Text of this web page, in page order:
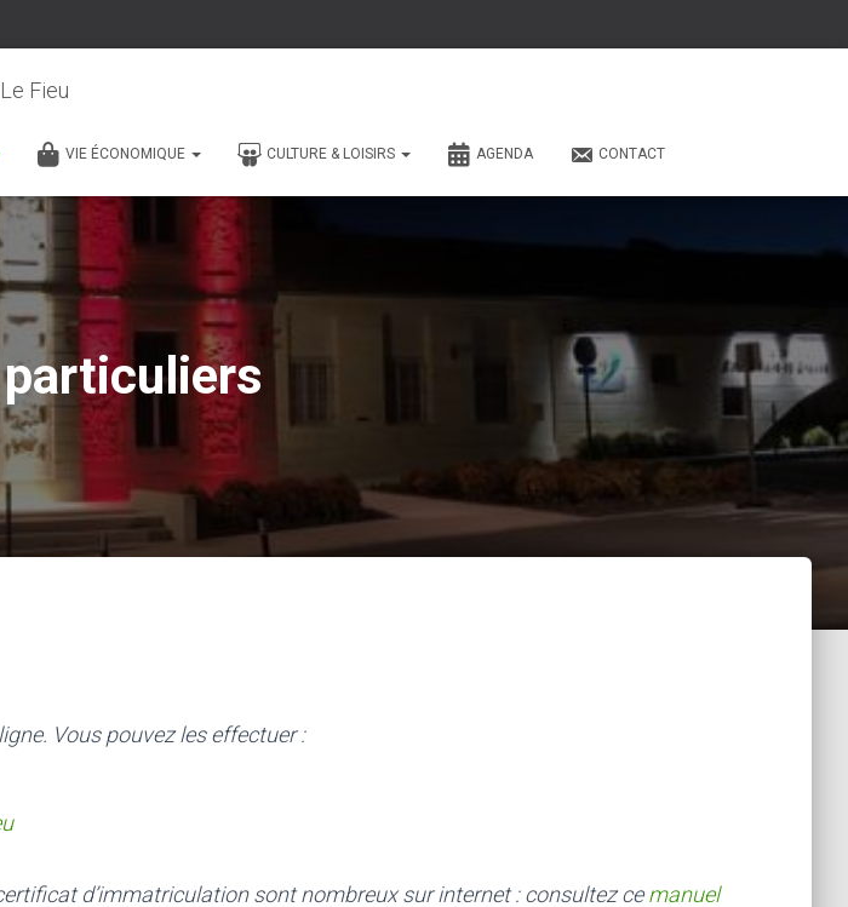
Le Fieu
VIE ÉCONOMIQUE CULTURE & LOISIRS AGENDA CONTACT
Vous pouvez les effectuer :
d’immatriculation sont nombreux sur internet : consultez cemanuel